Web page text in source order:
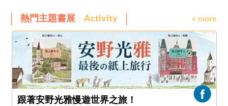
熱門主題書展 Activity + more
跟著安野光雅慢遊世界之旅！